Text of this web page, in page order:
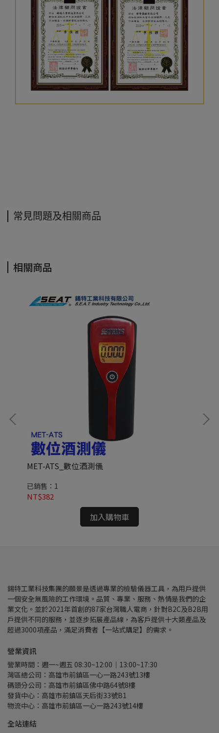
常見問題及相關商品
相關商品
MET-ATS_數位酒測儀
已銷售：1
NT$382
加入購物車
錫特工業科技集團的願景是透過專業的檢驗儀器工具，為用戶提供
一個安全無風險的工作環境。品質、專業、服務、熱情是我們的企
業文化。並於2021年首創的87家台灣職人電商，針對B2C及B2B用
戶提供不同的服務，並逐步拓展產品線，為客戶提供十大類產品及
超過3000項產品，滿足消費者【一站式購足】的需求。
營業資訊
營業時間：週一~週五 08:30~12:00｜13:00~17:30
灣區總公司：高雄市前鎮區一心一路243號13樓
碼頭分公司：高雄市前鎮區佛中路64號8樓
發貨中心：高雄市前鎮區天后街33號B1
物流中心：高雄市前鎮區一心一路243號14樓
全站連結